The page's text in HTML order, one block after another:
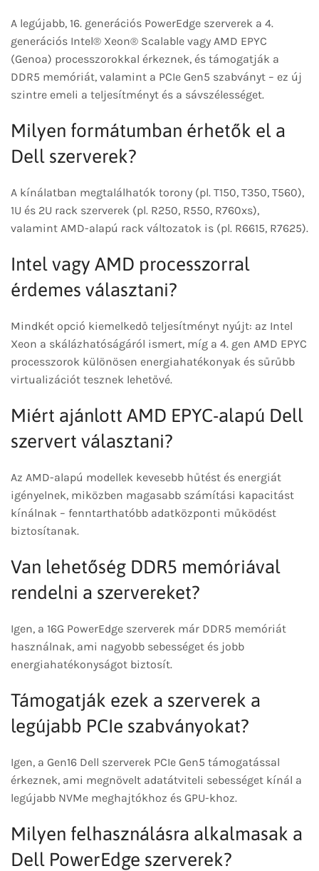
A legújabb, 16. generációs PowerEdge szerverek a 4.
generációs Intel® Xeon® Scalable vagy AMD EPYC
(Genoa) processzorokkal érkeznek, és támogatják a
DDR5 memóriát, valamint a PCIe Gen5 szabványt – ez új
szintre emeli a teljesítményt és a sávszélességet.
Milyen formátumban érhetők el a
Dell szerverek?
A kínálatban megtalálhatók torony (pl. T150, T350, T560),
1U és 2U rack szerverek (pl. R250, R550, R760xs),
valamint AMD-alapú rack változatok is (pl. R6615, R7625).
Intel vagy AMD processzorral
érdemes választani?
Mindkét opció kiemelkedő teljesítményt nyújt: az Intel
Xeon a skálázhatóságáról ismert, míg a 4. gen AMD EPYC
processzorok különösen energiahatékonyak és sűrűbb
virtualizációt tesznek lehetővé.
Miért ajánlott AMD EPYC-alapú Dell
szervert választani?
Az AMD-alapú modellek kevesebb hűtést és energiát
igényelnek, miközben magasabb számítási kapacitást
kínálnak – fenntarthatóbb adatközponti működést
biztosítanak.
Van lehetőség DDR5 memóriával
rendelni a szervereket?
Igen, a 16G PowerEdge szerverek már DDR5 memóriát
használnak, ami nagyobb sebességet és jobb
energiahatékonyságot biztosít.
Támogatják ezek a szerverek a
legújabb PCIe szabványokat?
Igen, a Gen16 Dell szerverek PCIe Gen5 támogatással
érkeznek, ami megnövelt adatátviteli sebességet kínál a
legújabb NVMe meghajtókhoz és GPU-khoz.
Milyen felhasználásra alkalmasak a
Dell PowerEdge szerverek?